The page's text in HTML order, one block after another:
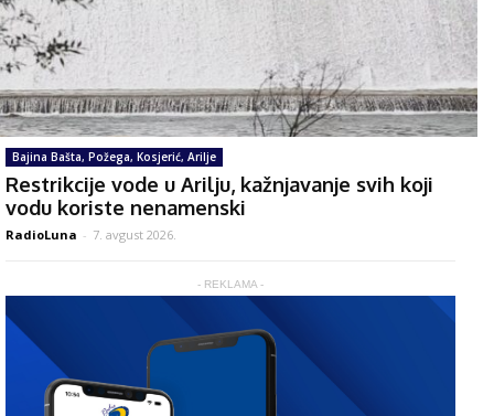
Bajina Bašta, Požega, Kosjerić, Arilje
Restrikcije vode u Arilju, kažnjavanje svih koji
vodu koriste nenamenski
RadioLuna - 7. avgust 2026.
- REKLAMA -